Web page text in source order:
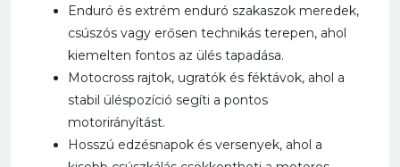
Enduró és extrém enduró szakaszok meredek,
csúszós vagy erősen technikás terepen, ahol
kiemelten fontos az ülés tapadása.
Motocross rajtok, ugratók és féktávok, ahol a
stabil üléspozíció segíti a pontos
motorirányítást.
Hosszú edzésnapok és versenyek, ahol a